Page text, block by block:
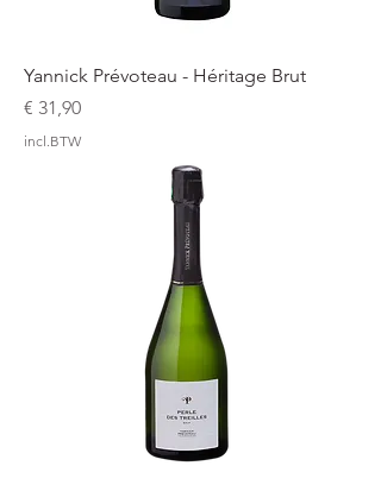
Yannick Prévoteau - Héritage Brut
Prijs
€ 31,90
incl.BTW